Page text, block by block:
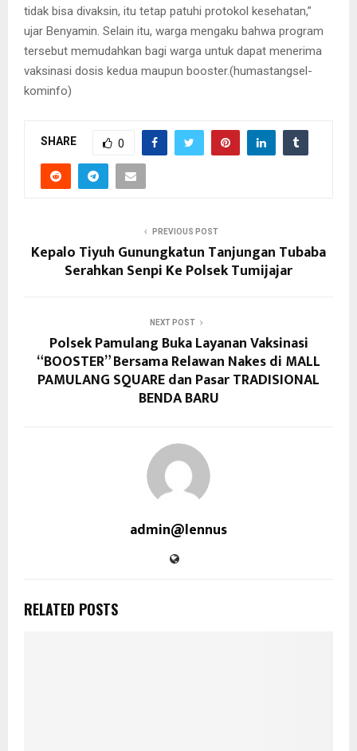
tidak bisa divaksin, itu tetap patuhi protokol kesehatan,”
ujar Benyamin. Selain itu, warga mengaku bahwa program
tersebut memudahkan bagi warga untuk dapat menerima
vaksinasi dosis kedua maupun booster.(humastangsel-
kominfo)
SHARE 0
PREVIOUS POST
Kepalo Tiyuh Gunungkatun Tanjungan Tubaba
Serahkan Senpi Ke Polsek Tumijajar
NEXT POST
Polsek Pamulang Buka Layanan Vaksinasi
“BOOSTER” Bersama Relawan Nakes di MALL
PAMULANG SQUARE dan Pasar TRADISIONAL
BENDA BARU
admin@lennus
RELATED POSTS